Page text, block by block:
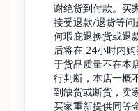
谢绝货到付款。买
接受退款/退货等
何瑕庇退换货或退
后将在 24小时内
于货品质量不在本
行判断，本店一概
到缺货或断货，卖
买家重新提供同等